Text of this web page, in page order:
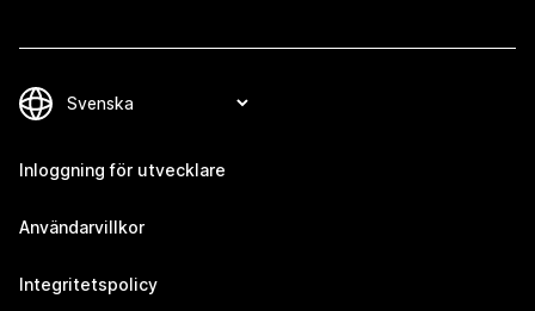
Inloggning för utvecklare
Användarvillkor
Integritetspolicy